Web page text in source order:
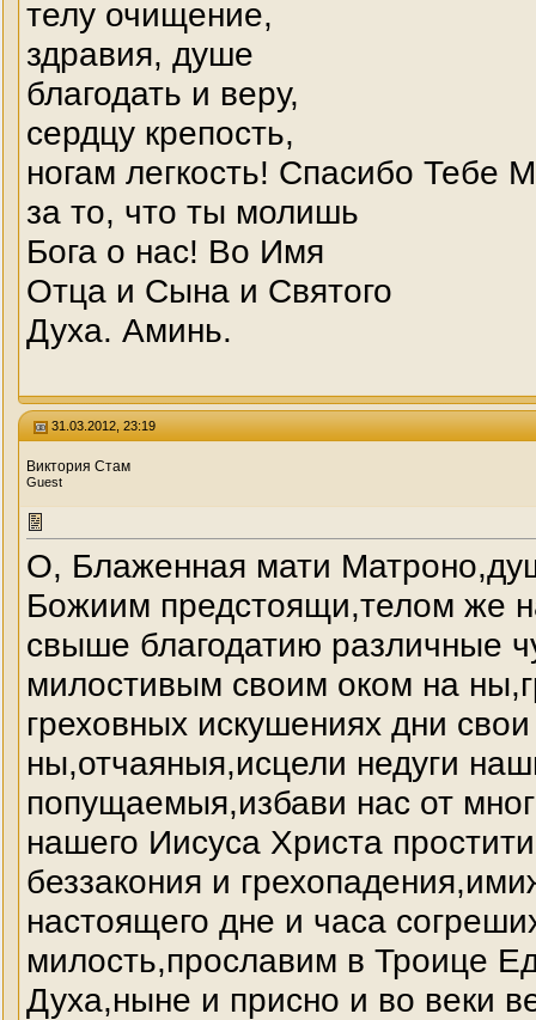
телу очищение,
здравия, душе
благодать и веру,
сердцу крепость,
ногам легкость! Спасибо Тебе
за то, что ты молишь
Бога о нас! Во Имя
Отца и Сына и Святого
Духа. Аминь.
31.03.2012, 23:19
Виктория Стам
Guest
О, Блаженная мати
Божиим предстоящи,телом же
свыше благодатию различные
милостивым своим оком на
греховных искушениях дни
ны,отчаяныя,исцели недуги
попущаемыя,избави нас от
нашего Иисуса Христа
беззакония и
настоящего дне и часа
милость,прославим в Троице
Духа,ныне и присно и во веки